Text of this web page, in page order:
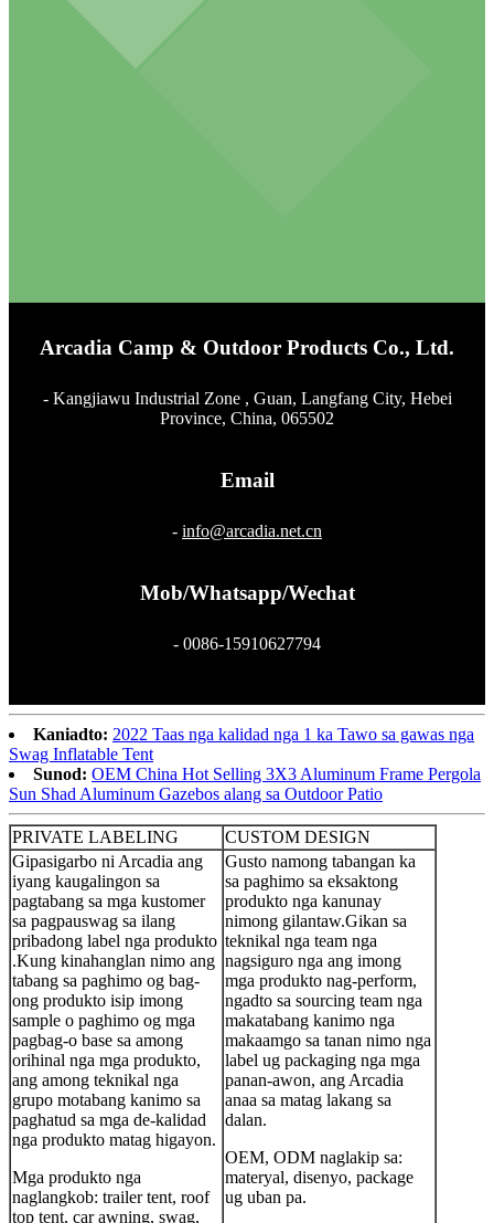
Arcadia Camp & Outdoor Products Co., Ltd.
- Kangjiawu Industrial Zone , Guan, Langfang City, Hebei
Province, China, 065502
Email
- info@arcadia.net.cn
Mob/Whatsapp/Wechat
- 0086-15910627794
Kaniadto: 2022 Taas nga kalidad nga 1 ka Tawo sa gawas nga
Swag Inflatable Tent
Sunod: OEM China Hot Selling 3X3 Aluminum Frame Pergola
Sun Shad Aluminum Gazebos alang sa Outdoor Patio
PRIVATE LABELING
CUSTOM DESIGN
Gipasigarbo ni Arcadia ang
iyang kaugalingon sa
pagtabang sa mga kustomer
sa pagpauswag sa ilang
pribadong label nga produkto
.Kung kinahanglan nimo ang
tabang sa paghimo og bag-
ong produkto isip imong
sample o paghimo og mga
pagbag-o base sa among
orihinal nga mga produkto,
ang among teknikal nga
grupo motabang kanimo sa
paghatud sa mga de-kalidad
nga produkto matag higayon.
Mga produkto nga
naglangkob: trailer tent, roof
top tent, car awning, swag,
Gusto namong tabangan ka
sa paghimo sa eksaktong
produkto nga kanunay
nimong gilantaw.Gikan sa
teknikal nga team nga
nagsiguro nga ang imong
mga produkto nag-perform,
ngadto sa sourcing team nga
makatabang kanimo nga
makaamgo sa tanan nimo nga
label ug packaging nga mga
panan-awon, ang Arcadia
anaa sa matag lakang sa
dalan.
OEM, ODM naglakip sa:
materyal, disenyo, package
ug uban pa.